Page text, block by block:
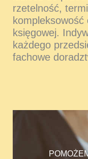
rzetelność,
kompleksowość
księgowej.
każdego
fachowe